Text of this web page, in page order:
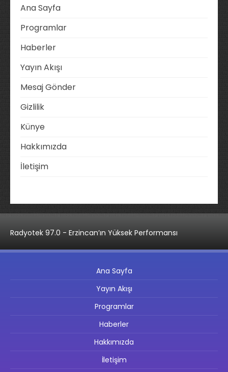
Ana Sayfa
Programlar
Haberler
Yayın Akışı
Mesaj Gönder
Gizlilik
Künye
Hakkımızda
İletişim
Radyotek 97.0 - Erzincan’ın Yüksek Performansı
Ana Sayfa
Yayın Akışı
Programlar
Haberler
Hakkımızda
İletişim